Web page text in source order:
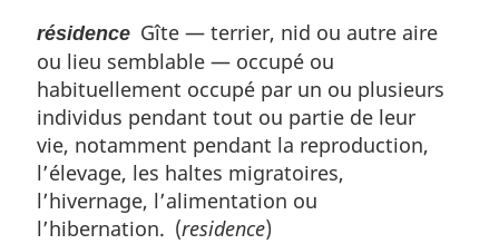
résidence Gîte — terrier, nid ou autre aire
ou lieu semblable — occupé ou
habituellement occupé par un ou plusieurs
individus pendant tout ou partie de leur
vie, notamment pendant la reproduction,
l’élevage, les haltes migratoires,
l’hivernage, l’alimentation ou
l’hibernation. (residence)